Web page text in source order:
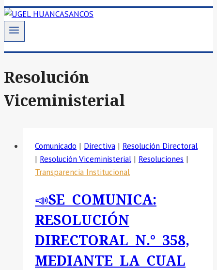
Resolución
Viceministerial
Comunicado | Directiva | Resolución Directoral
| Resolución Viceministerial | Resoluciones |
Transparencia Institucional
📣SE COMUNICA:
RESOLUCIÓN
DIRECTORAL N.° 358,
MEDIANTE LA CUAL